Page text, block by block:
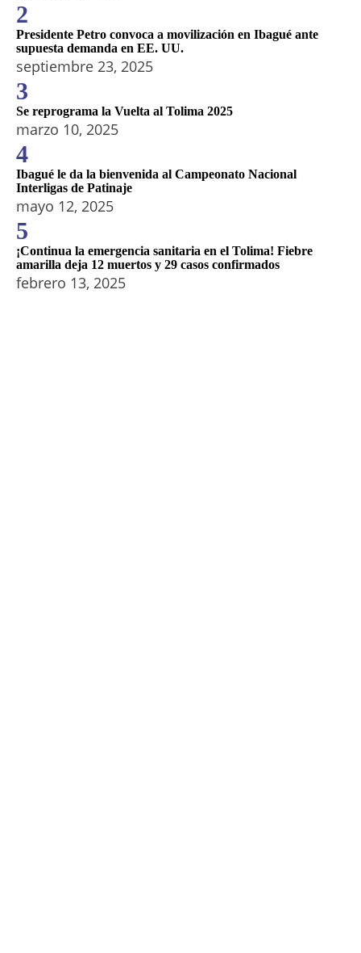
2
Presidente Petro convoca a movilización en Ibagué ante
supuesta demanda en EE. UU.
septiembre 23, 2025
3
Se reprograma la Vuelta al Tolima 2025
marzo 10, 2025
4
Ibagué le da la bienvenida al Campeonato Nacional
Interligas de Patinaje
mayo 12, 2025
5
¡Continua la emergencia sanitaria en el Tolima! Fiebre
amarilla deja 12 muertos y 29 casos confirmados
febrero 13, 2025